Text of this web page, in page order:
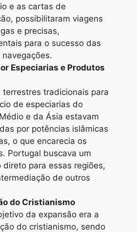
e as cartas de
possibilitaram viagens
e precisas,
para o sucesso das
Especiarias e Produtos
terrestres tradicionais para
de especiarias do
e da Ásia estavam
por potências islâmicas
o que encarecia os
Portugal buscava um
direto para essas regiões,
de outros
do Cristianismo
da expansão era a
do cristianismo, sendo